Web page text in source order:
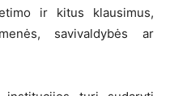
ir kitus klausimus,
savivaldybės ar